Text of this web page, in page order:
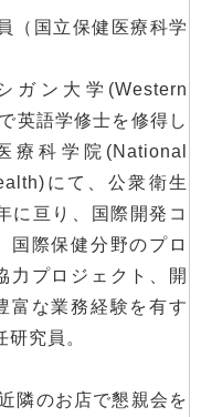
（国立保健医療科学
ガン大学(Western
英語学修士を修得し
療科学院(National
にて、公衆衛生
に亘り、国際開発コ
国際保健分野のプロ
力プロジェクト、開
富な業務経験を有す
究員。
隣のお店で懇親会を